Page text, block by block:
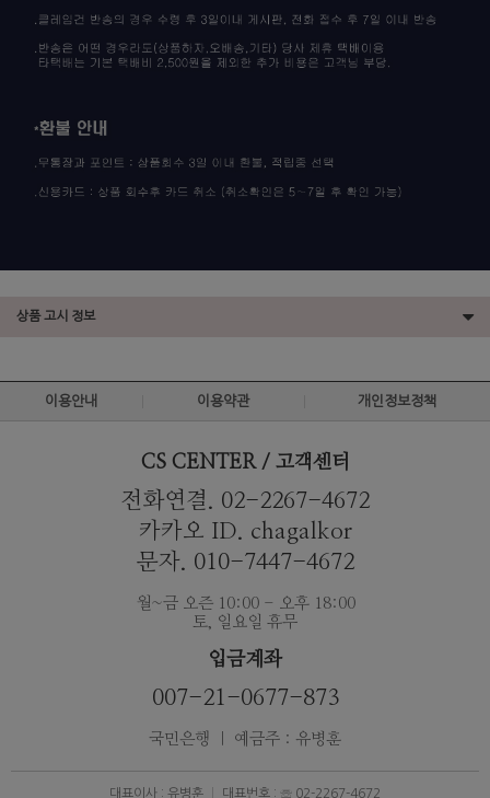
상품 고시 정보
이용안내 이용약관 개인정보정책
CS CENTER / 고객센터
전화연결. 02-2267-4672
카카오 ID. chagalkor
문자. 010-7447-4672
월~금 오즌 10:00 - 오후 18:00
토, 일요일 휴무
입금계좌
007-21-0677-873
국민은행 ｜ 예금주 : 유병훈
대표이사 : 유병훈 대표번호 : ☏ 02-2267-4672